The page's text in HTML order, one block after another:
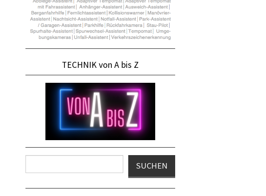
TECHNIK von A bis Z
SUCHEN